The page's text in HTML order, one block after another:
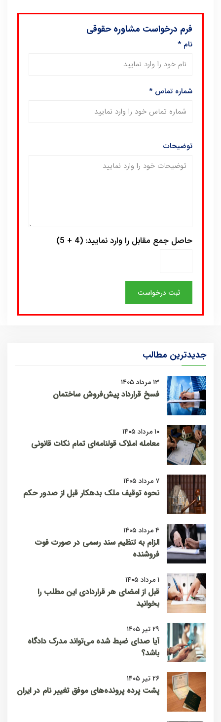
فرم درخواست مشاوره حقوقی
نام*
شماره تماس*
توضیحات
حاصل جمع مقابل را وارد نمایید: (4 + 5)
جدیدترین مطالب
۱۳ مرداد ۱۴۰۵
فسخ قرارداد پیش‌فروش ساختمان
۱۰ مرداد ۱۴۰۵
معامله املاک قولنامه‌ای تمام نکات قانونی
۷ مرداد ۱۴۰۵
نحوه توقیف ملک بدهکار قبل از صدور حکم
۴ مرداد ۱۴۰۵
الزام به تنظیم سند رسمی در صورت فوت
فروشنده
۱ مرداد ۱۴۰۵
قبل از امضای هر قراردادی این مطلب را
بخوانید
۲۹ تیر ۱۴۰۵
آیا صدای ضبط شده می‌تواند مدرک دادگاه
باشد؟
۲۶ تیر ۱۴۰۵
پشت پرده پرونده‌های موفق تغییر نام در ایران